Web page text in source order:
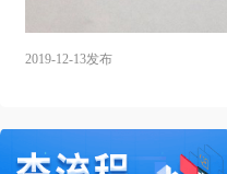
2019-12-13发布